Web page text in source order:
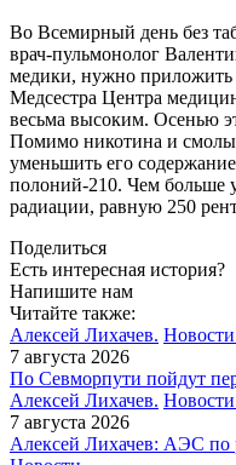
Во Всемирный день без
врач-пульмонолог
медики, нужно приложить
Медсестра Центра
весьма высоким. Осенью
Помимо никотина и смолы
уменьшить его
полоний-210. Чем больше
радиации, равную 250
Поделиться
Есть интересная история?
Напишите нам
Читайте также:
Алексей Лихачев.
7 августа 2026
По Севморпути пойдут
Алексей Лихачев.
7 августа 2026
Алексей Лихачев: АЭС по